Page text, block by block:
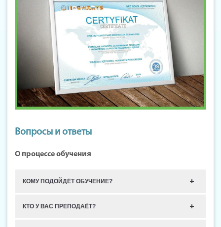
Вопросы и ответы
О процессе обучения
КОМУ ПОДОЙДЁТ ОБУЧЕНИЕ?
КТО У ВАС ПРЕПОДАЁТ?